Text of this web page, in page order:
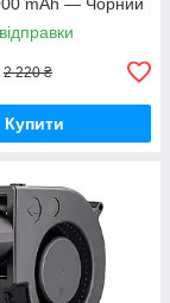
2 220 ₴
Купити